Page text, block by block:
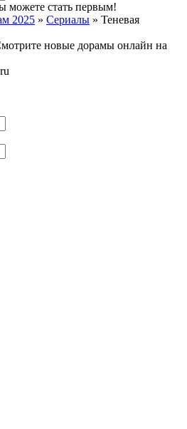
можете стать первым!
2025 » Сериалы » Теневая
новые дорамы онлайн на